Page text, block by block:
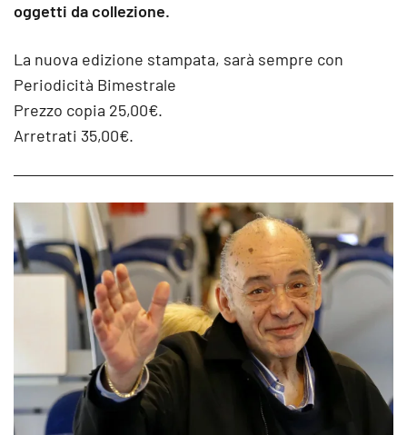
oggetti da collezione.
La nuova edizione stampata, sarà sempre con
Periodicità Bimestrale
Prezzo copia 25,00€.
Arretrati 35,00€.